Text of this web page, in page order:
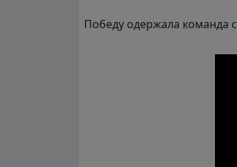
Победу одержала команда